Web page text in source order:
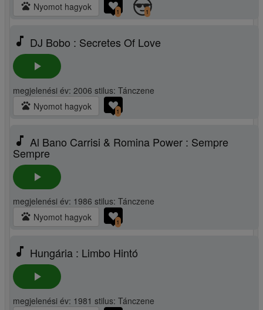
pets Nyomot hagyok 1 1
music_note DJ Bobo : Secretes Of Love
play_arrow
megjelenési év: 2006 stilus: Tánczene
pets Nyomot hagyok 1
music_note Al Bano Carrisi & Romina Power : Sempre
Sempre
play_arrow
megjelenési év: 1986 stilus: Tánczene
pets Nyomot hagyok 1
music_note Hungária : Limbo Hintó
play_arrow
megjelenési év: 1981 stilus: Tánczene